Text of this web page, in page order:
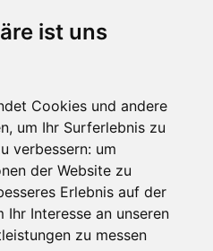
ist uns
Cookies und andere
um Ihr Surferlebnis zu
verbessern: um
der Website zu
Erlebnis auf der
Ihr Interesse an unseren
zu messen
SKI APP
für iOS und Android - Ein
und Schneefreaks!